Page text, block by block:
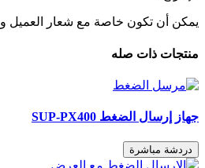
يمكن أن تكون خاصة مع شعار العميل
منتجات ذات صله
جهاز إرسال الضغط SUP-PX400
دردشة مباشرة